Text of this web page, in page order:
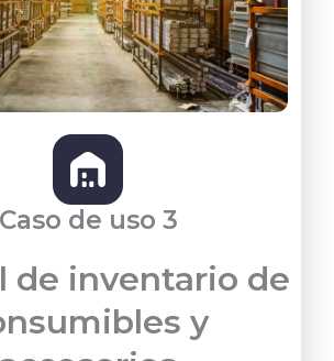
Caso de uso 3
de inventario de
y